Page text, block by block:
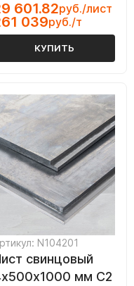
601.82руб./лист
039руб./т
КУПИТЬ
N104201
свинцовый
мм С2